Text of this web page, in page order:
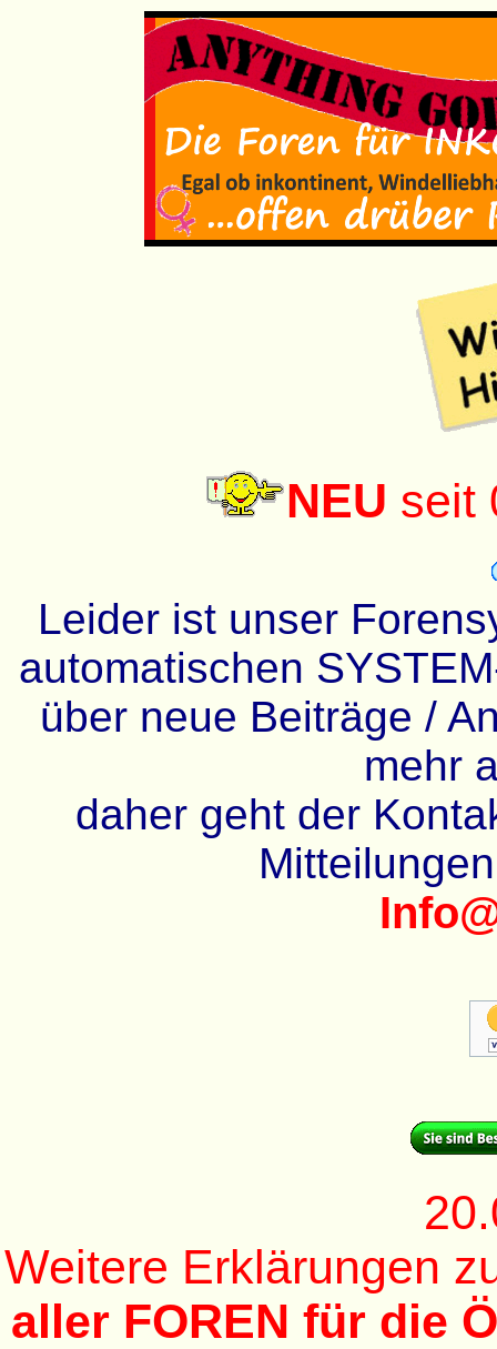
NEU seit
Leider ist unser
automatischen
über neue Beiträge /
mehr
daher geht der
Weitere Erklärungen
aller FOREN für die